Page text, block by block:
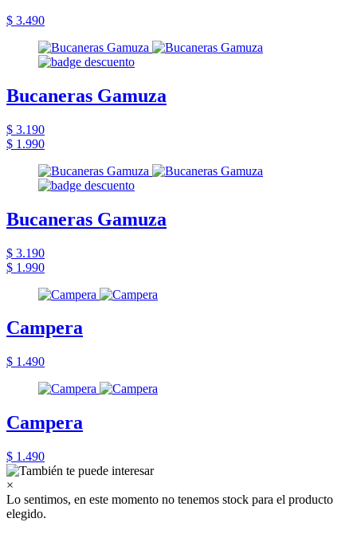
$ 3.490
Bucaneras Gamuza
$ 3.190
$ 1.990
Bucaneras Gamuza
$ 3.190
$ 1.990
Campera
$ 1.490
Campera
$ 1.490
×
Lo sentimos, en este momento no tenemos stock para el producto
elegido.